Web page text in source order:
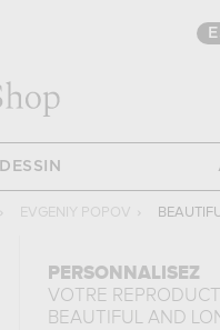
DESSIN
› EVGENIY POPOV ›
PERSONNALISEZ
VOTRE
BEAUTIFUL AND